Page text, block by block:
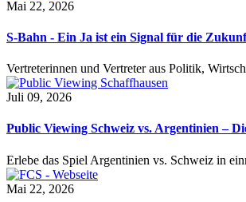
Mai 22, 2026
S-Bahn - Ein Ja ist ein Signal für die
Vertreterinnen und Vertreter aus Politik,
Juli 09, 2026
Public Viewing Schweiz vs. Argentinien –
Erlebe das Spiel Argentinien vs. Schweiz in
Mai 22, 2026